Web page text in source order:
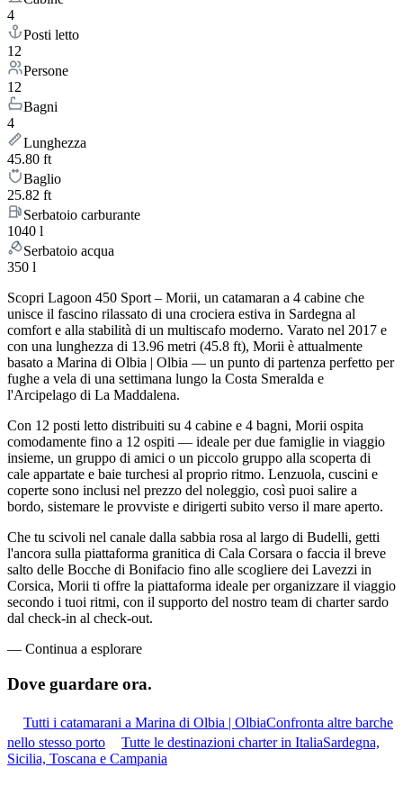
4
Posti letto
12
Persone
12
Bagni
4
Lunghezza
45.80 ft
Baglio
25.82 ft
Serbatoio carburante
1040 l
Serbatoio acqua
350 l
Scopri Lagoon 450 Sport – Morii, un catamaran a 4 cabine che
unisce il fascino rilassato di una crociera estiva in Sardegna al
comfort e alla stabilità di un multiscafo moderno. Varato nel 2017 e
con una lunghezza di 13.96 metri (45.8 ft), Morii è attualmente
basato a Marina di Olbia | Olbia — un punto di partenza perfetto per
fughe a vela di una settimana lungo la Costa Smeralda e
l'Arcipelago di La Maddalena.
Con 12 posti letto distribuiti su 4 cabine e 4 bagni, Morii ospita
comodamente fino a 12 ospiti — ideale per due famiglie in viaggio
insieme, un gruppo di amici o un piccolo gruppo alla scoperta di
cale appartate e baie turchesi al proprio ritmo. Lenzuola, cuscini e
coperte sono inclusi nel prezzo del noleggio, così puoi salire a
bordo, sistemare le provviste e dirigerti subito verso il mare aperto.
Che tu scivoli nel canale dalla sabbia rosa al largo di Budelli, getti
l'ancora sulla piattaforma granitica di Cala Corsara o faccia il breve
salto delle Bocche di Bonifacio fino alle scogliere dei Lavezzi in
Corsica, Morii ti offre la piattaforma ideale per organizzare il viaggio
secondo i tuoi ritmi, con il supporto del nostro team di charter sardo
dal check-in al check-out.
— Continua a esplorare
Dove guardare ora.
Tutti i catamarani a Marina di Olbia | OlbiaConfronta altre barche
nello stesso porto
Tutte le destinazioni charter in ItaliaSardegna,
Sicilia, Toscana e Campania